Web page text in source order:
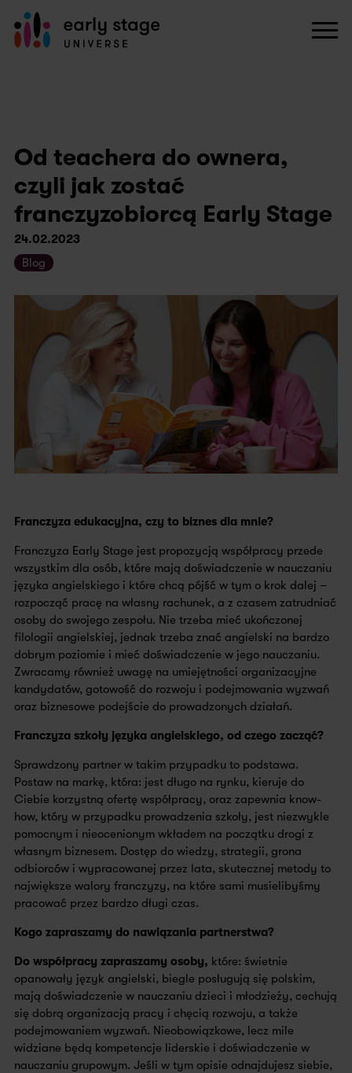
Od teachera do ownera,
czyli jak zostać
franczyzobiorcą Early Stage
24.02.2023
Blog
Franczyza edukacyjna, czy to biznes dla mnie?
Franczyza Early Stage jest propozycją współpracy przede
wszystkim dla osób, które mają doświadczenie w nauczaniu
języka angielskiego i które chcą pójść w tym o krok dalej –
rozpocząć pracę na własny rachunek, a z czasem zatrudniać
osoby do swojego zespołu. Nie trzeba mieć ukończonej
filologii angielskiej, jednak trzeba znać angielski na bardzo
dobrym poziomie i mieć doświadczenie w jego nauczaniu.
Zwracamy również uwagę na umiejętności organizacyjne
kandydatów, gotowość do rozwoju i podejmowania wyzwań
oraz biznesowe podejście do prowadzonych działań.
Franczyza szkoły języka angielskiego, od czego zacząć?
Sprawdzony partner w takim przypadku to podstawa.
Postaw na markę, która: jest długo na rynku, kieruje do
Ciebie korzystną ofertę współpracy, oraz zapewnia know-
how, który w przypadku prowadzenia szkoły, jest niezwykle
pomocnym i nieocenionym wkładem na początku drogi z
własnym biznesem. Dostęp do wiedzy, strategii, grona
odbiorców i wypracowanej przez lata, skutecznej metody to
największe walory franczyzy, na które sami musielibyśmy
pracować przez bardzo długi czas.
Kogo zapraszamy do nawiązania partnerstwa?
Do współpracy zapraszamy osoby, które: świetnie
opanowały język angielski, biegle posługują się polskim,
mają doświadczenie w nauczaniu dzieci i młodzieży, cechują
się dobrą organizacją pracy i chęcią rozwoju, a także
podejmowaniem wyzwań. Nieobowiązkowe, lecz mile
widziane będą kompetencje liderskie i doświadczenie w
nauczaniu grupowym. Jeśli w tym opisie odnajdujesz siebie,